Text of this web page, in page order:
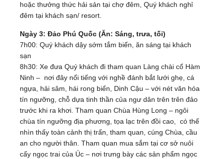
hoặc thưởng thức hải sản tại chợ đêm, Quý khách nghỉ
đêm tại khách sạn/ resort.
Ngày 3: Đảo Phú Quốc (Ăn: Sáng, trưa, tối)
7h00: Quý khách dậy sớm tắm biển, ăn sáng tại khách
sạn
8h30: Xe đưa Quý khách đi tham quan Làng chài cổ Hàm
Ninh – nơi đây nổi tiếng với nghề đánh bắt lưới ghẹ, cá
ngựa, hải sâm, hái rong biển, Dinh Cậu – với nét văn hóa
tín ngưỡng, chỗ dựa tinh thần của ngư dân trên trên đảo
trước khi ra khơi. Tham quan Chùa Hùng Long – ngôi
chùa tín ngưỡng địa phương, tọa lạc trên đồi cao, có thể
nhìn thấy toàn cảnh thị trấn, tham quan, cúng Chùa, cầu
an cho người thân. Tham quan mua sắm tại cơ sở nuôi
cấy ngọc trai của Úc – nơi trưng bày các sản phẩm ngọc